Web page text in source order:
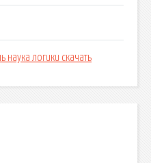
наука логики скачать